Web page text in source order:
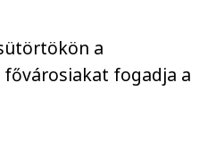
a
fogadja a